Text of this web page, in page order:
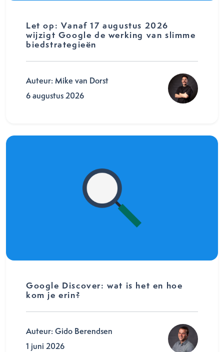
Let op: Vanaf 17 augustus 2026
wijzigt Google de werking van slimme
biedstrategieën
Auteur: Mike van Dorst
6 augustus 2026
Google Discover: wat is het en hoe
kom je erin?
Auteur: Gido Berendsen
1 juni 2026